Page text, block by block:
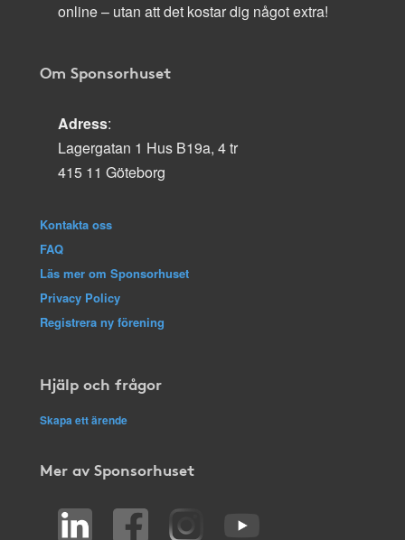
online – utan att det kostar dig något extra!
Om Sponsorhuset
Adress:
Lagergatan 1 Hus B19a, 4 tr
415 11 Göteborg
Kontakta oss
FAQ
Läs mer om Sponsorhuset
Privacy Policy
Registrera ny förening
Hjälp och frågor
Skapa ett ärende
Mer av Sponsorhuset